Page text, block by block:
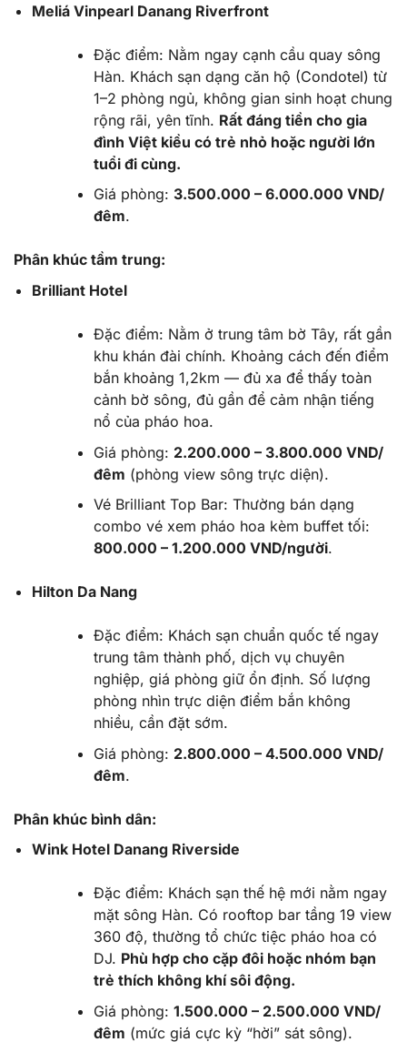
Meliá Vinpearl Danang Riverfront
Đặc điểm: Nằm ngay cạnh cầu quay sông
Hàn. Khách sạn dạng căn hộ (Condotel) từ
1–2 phòng ngủ, không gian sinh hoạt chung
rộng rãi, yên tĩnh. Rất đáng tiền cho gia
đình Việt kiều có trẻ nhỏ hoặc người lớn
tuổi đi cùng.
Giá phòng: 3.500.000 – 6.000.000 VND/
đêm.
Phân khúc tầm trung:
Brilliant Hotel
Đặc điểm: Nằm ở trung tâm bờ Tây, rất gần
khu khán đài chính. Khoảng cách đến điểm
bắn khoảng 1,2km — đủ xa để thấy toàn
cảnh bờ sông, đủ gần để cảm nhận tiếng
nổ của pháo hoa.
Giá phòng: 2.200.000 – 3.800.000 VND/
đêm (phòng view sông trực diện).
Vé Brilliant Top Bar: Thường bán dạng
combo vé xem pháo hoa kèm buffet tối:
800.000 – 1.200.000 VND/người.
Hilton Da Nang
Đặc điểm: Khách sạn chuẩn quốc tế ngay
trung tâm thành phố, dịch vụ chuyên
nghiệp, giá phòng giữ ổn định. Số lượng
phòng nhìn trực diện điểm bắn không
nhiều, cần đặt sớm.
Giá phòng: 2.800.000 – 4.500.000 VND/
đêm.
Phân khúc bình dân:
Wink Hotel Danang Riverside
Đặc điểm: Khách sạn thế hệ mới nằm ngay
mặt sông Hàn. Có rooftop bar tầng 19 view
360 độ, thường tổ chức tiệc pháo hoa có
DJ. Phù hợp cho cặp đôi hoặc nhóm bạn
trẻ thích không khí sôi động.
Giá phòng: 1.500.000 – 2.500.000 VND/
đêm (mức giá cực kỳ “hời” sát sông).